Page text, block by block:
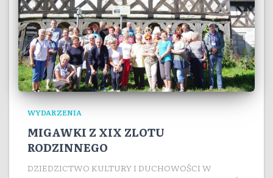
WYDARZENIA
MIGAWKI Z XIX ZLOTU
RODZINNEGO
DZIEDZICTWO KULTURY I DUCHOWOŚCI W